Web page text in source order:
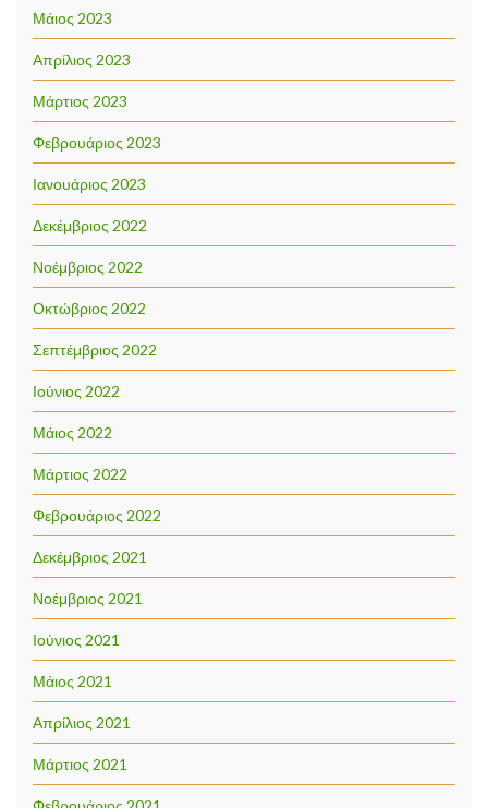
Μάιος 2023
Απρίλιος 2023
Μάρτιος 2023
Φεβρουάριος 2023
Ιανουάριος 2023
Δεκέμβριος 2022
Νοέμβριος 2022
Οκτώβριος 2022
Σεπτέμβριος 2022
Ιούνιος 2022
Μάιος 2022
Μάρτιος 2022
Φεβρουάριος 2022
Δεκέμβριος 2021
Νοέμβριος 2021
Ιούνιος 2021
Μάιος 2021
Απρίλιος 2021
Μάρτιος 2021